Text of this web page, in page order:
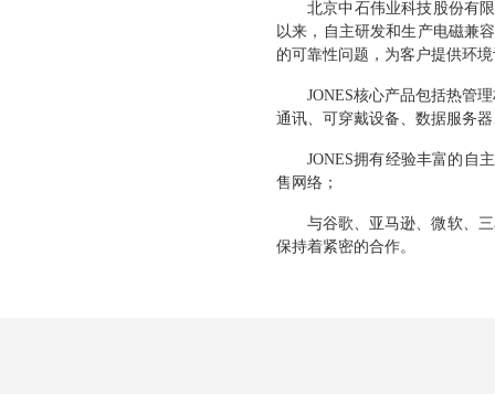
北京中石伟业科技股份有
以来，自主研发和生产电磁兼
的可靠性问题，为客户提供环
JONES核心产品包括热管
通讯、可穿戴设备、数据服务
JONES拥有经验丰富的自
售网络；
与谷歌、亚马逊、微软、
保持着紧密的合作。